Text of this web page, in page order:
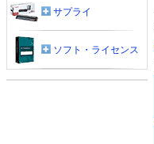
サプライ
ソフト・ライセンス